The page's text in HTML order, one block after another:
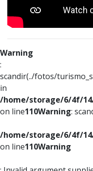
Warning
:
scandir(../fotos/
in
/home/storage/6/4f/
on line110Warning:
/home/storage/6/4f/
on line110Warning